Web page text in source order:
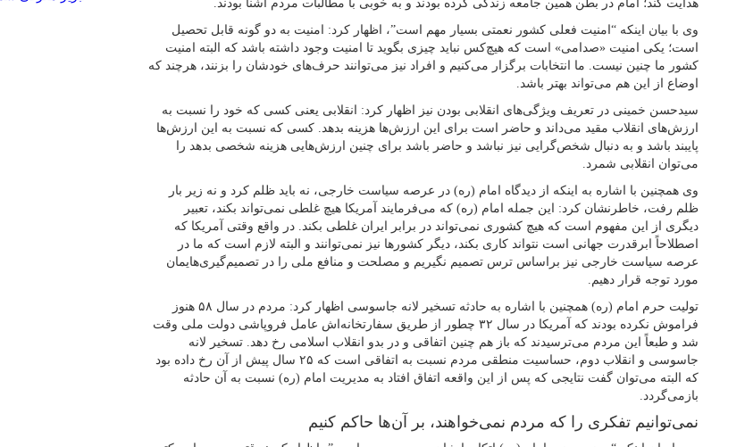
هدایت کند؛ امام در بطن همین جامعه زندگی کرده بودند و به خوبی با مطالبات مردم آشنا بودند.
وی با بیان اینکه “امنیت فعلی کشور نعمتی بسیار مهم است”، اظهار کرد: امنیت به دو گونه قابل تحصیل
است؛ یکی امنیت «صدامی» است که هیچ‌کس نباید چیزی بگوید تا امنیت وجود داشته باشد که البته امنیت
کشور ما چنین نیست. ما انتخابات برگزار می‌کنیم و افراد نیز می‌توانند حرف‌های خودشان را بزنند، هرچند که
اوضاع از این هم می‌تواند بهتر باشد.
سیدحسن خمینی در تعریف ویژگی‌های انقلابی بودن نیز اظهار کرد: انقلابی یعنی کسی که خود را نسبت به
ارزش‌های انقلاب مقید می‌داند و حاضر است برای این ارزش‌ها هزینه بدهد. کسی که نسبت به این ارزش‌ها
پایبند باشد و به دنبال شخص‌گرایی نیز نباشد و حاضر باشد برای چنین ارزش‌هایی هزینه شخصی بدهد را
می‌توان انقلابی شمرد.
وی همچنین با اشاره به اینکه از دیدگاه امام (ره) در عرصه سیاست خارجی، نه باید ظلم کرد و نه زیر بار
ظلم رفت، خاطرنشان کرد: این جمله امام (ره) که می‌فرمایند آمریکا هیچ غلطی نمی‌تواند بکند، تعبیر
دیگری از این مفهوم است که هیچ کشوری نمی‌تواند در برابر ایران غلطی بکند. در واقع وقتی آمریکا که
اصطلاحاً ابرقدرت جهانی است نتواند کاری بکند، دیگر کشورها نیز نمی‌توانند و البته لازم است که ما در
عرصه سیاست خارجی نیز براساس ترس تصمیم نگیریم و مصلحت و منافع ملی را در تصمیم‌گیری‌هایمان
مورد توجه قرار دهیم.
تولیت حرم امام (ره) همچنین با اشاره به حادثه تسخیر لانه جاسوسی اظهار کرد: مردم در سال ۵۸ هنوز
فراموش نکرده بودند که آمریکا در سال ۳۲ چطور از طریق سفارتخانه‌اش عامل فروپاشی دولت ملی وقت
شد و طبعاً این مردم می‌ترسیدند که باز هم چنین اتفاقی و در بدو انقلاب اسلامی رخ دهد. تسخیر لانه
جاسوسی و انقلاب دوم، حساسیت منطقی مردم نسبت به اتفاقی است که ۲۵ سال پیش از آن رخ داده بود
که البته می‌توان گفت نتایجی که پس از این واقعه اتفاق افتاد به مدیریت امام (ره) نسبت به آن حادثه
بازمی‌گردد.
نمی‌توانیم تفکری را که مردم نمی‌خواهند، بر آن‌ها حاکم کنیم